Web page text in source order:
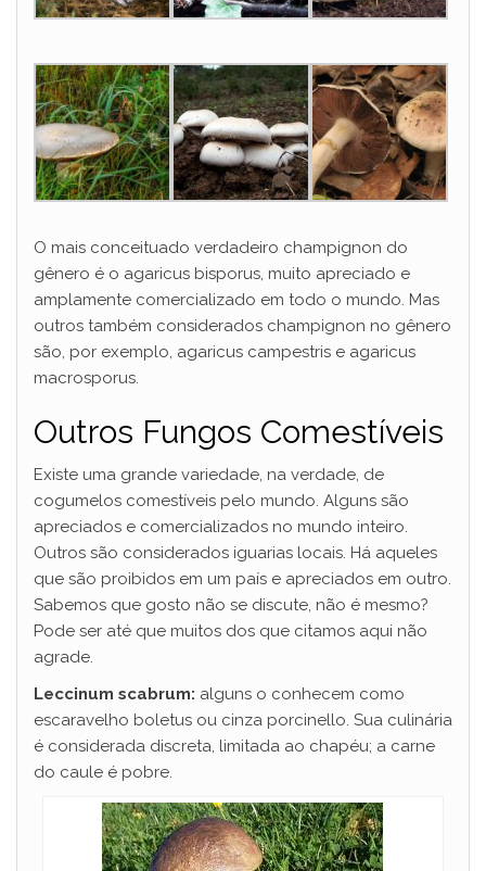
O mais conceituado verdadeiro champignon do
gênero é o agaricus bisporus, muito apreciado e
amplamente comercializado em todo o mundo. Mas
outros também considerados champignon no gênero
são, por exemplo, agaricus campestris e agaricus
macrosporus.
Outros Fungos Comestíveis
Existe uma grande variedade, na verdade, de
cogumelos comestíveis pelo mundo. Alguns são
apreciados e comercializados no mundo inteiro.
Outros são considerados iguarias locais. Há aqueles
que são proibidos em um país e apreciados em outro.
Sabemos que gosto não se discute, não é mesmo?
Pode ser até que muitos dos que citamos aqui não
agrade.
Leccinum scabrum: alguns o conhecem como
escaravelho boletus ou cinza porcinello. Sua culinária
é considerada discreta, limitada ao chapéu; a carne
do caule é pobre.